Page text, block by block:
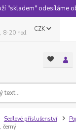
"skladem" odesíláme
CZK
8-20 hod.
Sedlové příslušenství
černý